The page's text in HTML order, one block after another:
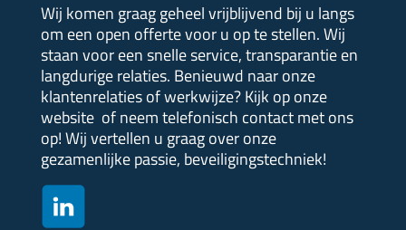
Wij komen graag geheel vrijblijvend bij u langs
om een open offerte voor u op te stellen.Wij
staan voor een snelle service, transparantie en
langdurige relaties. Benieuwd naar onze
klantenrelaties of werkwijze?Kijk op onze
website of neem telefonisch contact met ons
op! Wij vertellen u graag over onze
gezamenlijke passie, beveiligingstechniek!